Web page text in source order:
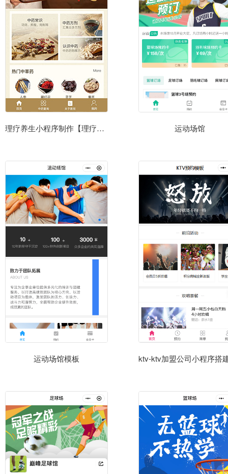
理疗养生小程序制作【理疗养生微信小程序模板】 运动场馆
运动场馆模板